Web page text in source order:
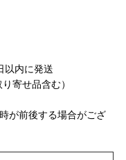
以内に発送
寄せ品含む）
が前後する場合がござ